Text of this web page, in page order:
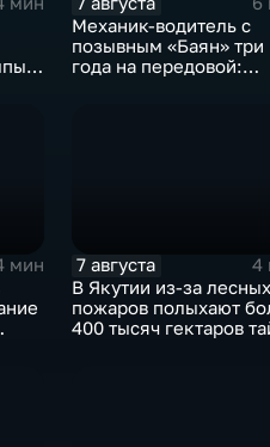
Механик-водитель с
позывным «Баян» три
года на передовой:
мин
7 августа
4
В Якутии из-за лесных
пожаров полыхают
400 тысяч гектаров